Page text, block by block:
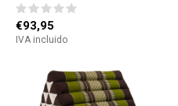
€93,95
IVA incluido